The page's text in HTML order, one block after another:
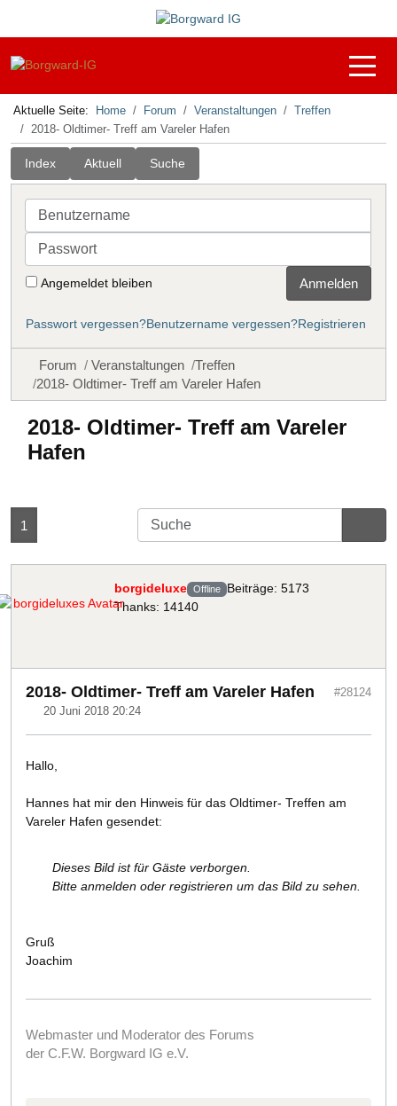
Off-
Aktuelle Seite: Home Forum Veranstaltungen
Treffen
2018- Oldtimer- Treff am Vareler Hafen
Index Aktuell Suche
Benutzername
Passwort
Angemeldet bleiben Anmelden
Passwort vergessen?Benutzername vergessen?Registrieren
Forum Veranstaltungen
Treffen
2018- Oldtimer- Treff am Vareler Hafen
2018- Oldtimer- Treff am Vareler
Hafen
1
borgideluxe Offline Beiträge: 5173
Thanks: 14140
2018- Oldtimer- Treff am Vareler Hafen
20 Juni 2018 20:24
#28124
Hallo,
Hannes hat mir den Hinweis für das Oldtimer- Treffen am
Vareler Hafen gesendet:
Dieses Bild ist für Gäste verborgen.
Bitte anmelden oder registrieren um das Bild zu sehen.
Gruß
Joachim
Webmaster und Moderator des Forums
der C.F.W. Borgward IG e.V.